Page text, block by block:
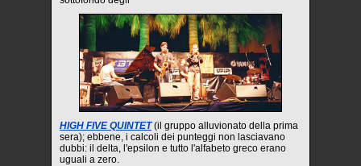
HIGH FIVE QUINTET(il gruppo alluvionato della prima
sera); ebbene, i calcoli dei punteggi non lasciavano
dubbi: il delta, l'epsilon e tutto l'alfabeto greco erano
uguali a zero.